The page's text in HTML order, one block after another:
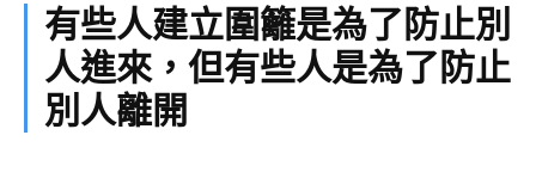
有些人建立圍籬是為了防止別
人進來，但有些人是為了防止
別人離開